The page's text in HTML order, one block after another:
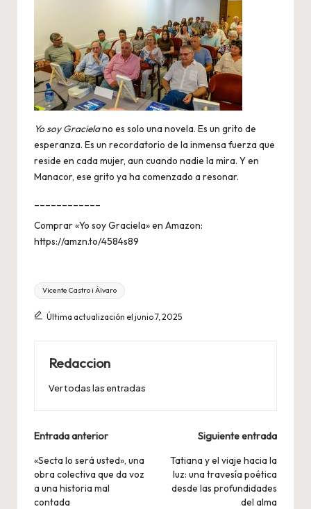
Yo soy Gracielano es solo una novela. Es un grito de
esperanza. Es un recordatorio de la inmensa fuerza que
reside en cada mujer, aun cuando nadie la mira. Y en
Manacor, ese grito ya ha comenzado a resonar.
Comprar «Yo soy Graciela» en Amazon:
https://amzn.to/4584s89
Etiquetas:
Vicente Castro i Álvaro
Última actualización el junio 7, 2025
Redaccion
Ver todas las entradas
Navegación
de
entradas
Entrada anterior
«Secta lo será usted», una
obra colectiva que da voz
a una historia mal
contada
Siguiente entrada
Tatiana y el viaje hacia la
luz: una travesía poética
desde las profundidades
del alma